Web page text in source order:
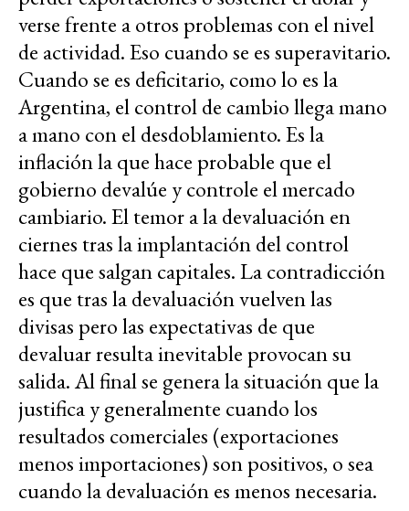
verse frente a otros problemas con el nivel
de actividad. Eso cuando se es superavitario.
Cuando se es deficitario, como lo es la
Argentina, el control de cambio llega mano
a mano con el desdoblamiento. Es la
inflación la que hace probable que el
gobierno devalúe y controle el mercado
cambiario. El temor a la devaluación en
ciernes tras la implantación del control
hace que salgan capitales. La contradicción
es que tras la devaluación vuelven las
divisas pero las expectativas de que
devaluar resulta inevitable provocan su
salida. Al final se genera la situación que la
justifica y generalmente cuando los
resultados comerciales (exportaciones
menos importaciones) son positivos, o sea
cuando la devaluación es menos necesaria.